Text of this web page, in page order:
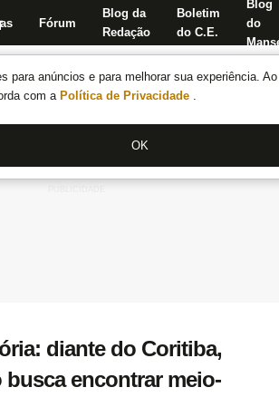
para anúncios e para melhorar sua experiência.
com a Política de Privacidade .
OK
Fórum
Blog da
Redação
Boletim
do C.E.
Blog
do
diante do Coritiba,
busca encontrar meio-